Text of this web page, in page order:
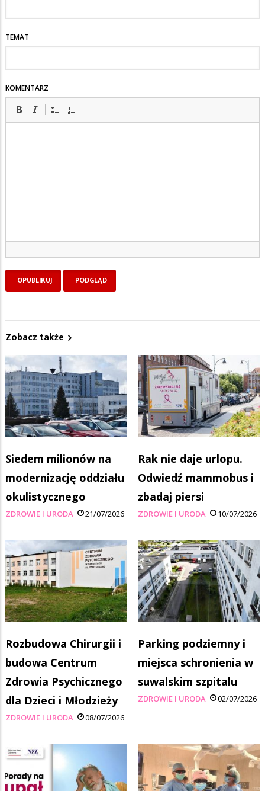
TEMAT
KOMENTARZ
Zobacz także
Siedem milionów na
modernizację oddziału
okulistycznego
ZDROWIE I URODA 21/07/2026
Rak nie daje urlopu.
Odwiedź mammobus i
zbadaj piersi
ZDROWIE I URODA 10/07/2026
Rozbudowa Chirurgii i
budowa Centrum
Zdrowia Psychicznego
dla Dzieci i Młodzieży
ZDROWIE I URODA 08/07/2026
Parking podziemny i
miejsca schronienia w
suwalskim szpitalu
ZDROWIE I URODA 02/07/2026